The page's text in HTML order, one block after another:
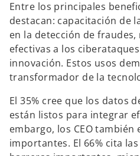
Entre los principales
destacan: capacitación de
en la detección de fraudes,
efectivas a los
innovación. Estos usos
transformador de la
El 35% cree que los datos
están listos para integrar
embargo, los CEO
importantes. El 66% cita